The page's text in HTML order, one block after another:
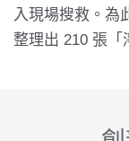
入現場搜救。為
整理出 210 張「